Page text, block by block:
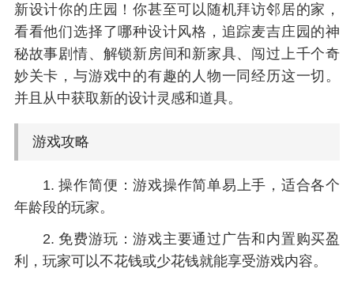
新设计你的庄园！你甚至可以随机拜访邻居的家，
看看他们选择了哪种设计风格，追踪麦吉庄园的神
秘故事剧情、解锁新房间和新家具、闯过上千个奇
妙关卡，与游戏中的有趣的人物一同经历这一切。
并且从中获取新的设计灵感和道具。
游戏攻略
1. 操作简便：游戏操作简单易上手，适合各个
年龄段的玩家。
2. 免费游玩：游戏主要通过广告和内置购买盈
利，玩家可以不花钱或少花钱就能享受游戏内容。